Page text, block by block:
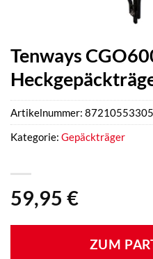
Tenways
59,95 €
ZUM
Artikelnummer:
Kategorie: Gepäckträger